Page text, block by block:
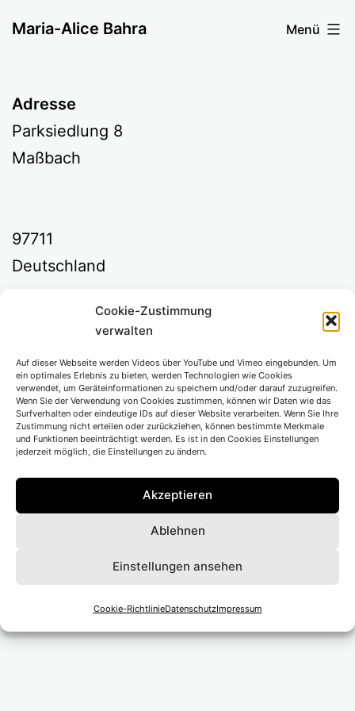
Cookie-Zustimmung
verwalten
Auf dieser Webseite werden Videos über YouTube und Vimeo eingebunden. Um
ein optimales Erlebnis zu bieten, werden Technologien wie Cookies
verwendet, um Geräteinformationen zu speichern und/oder darauf zuzugreifen.
Wenn Sie der Verwendung von Cookies zustimmen, können wir Daten wie das
Surfverhalten oder eindeutige IDs auf dieser Website verarbeiten. Wenn Sie Ihre
Zustimmung nicht erteilen oder zurückziehen, können bestimmte Merkmale
und Funktionen beeinträchtigt werden. Es ist in den Cookies Einstellungen
jederzeit möglich, die Einstellungen zu ändern.
Akzeptieren
Ablehnen
Einstellungen ansehen
Cookie-RichtlinieDatenschutzImpressum
Inhalt
Maria-Alice Bahra Menü
Adresse
Parksiedlung 8
Maßbach
97711
Deutschland
Kommende Veranstaltungen
Ort</li>
Beitragsnavigation
Vorheriger Beitrag
Theater Heidelberg
Nächster Beitrag